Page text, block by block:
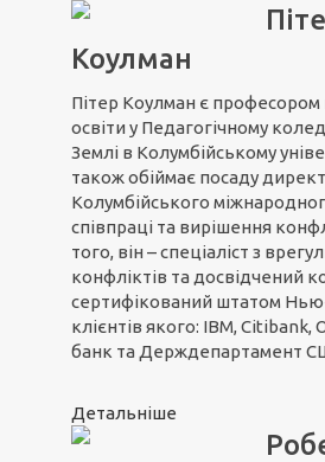
Коулман
Пітер Коулман є професором
освіти у Педагогічному
Землі в Колумбійському
також обіймає посаду
Колумбійського
співпраці та вирішення
того, він – спеціаліст з
конфліктів та досвідчений
сертифікований штатом
клієнтів якого: IBM, Citibank,
банк та Держдепартамент
Детальніше